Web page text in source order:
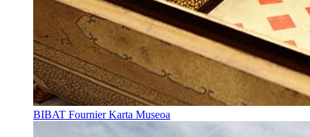
BIBAT Fournier Karta Museoa